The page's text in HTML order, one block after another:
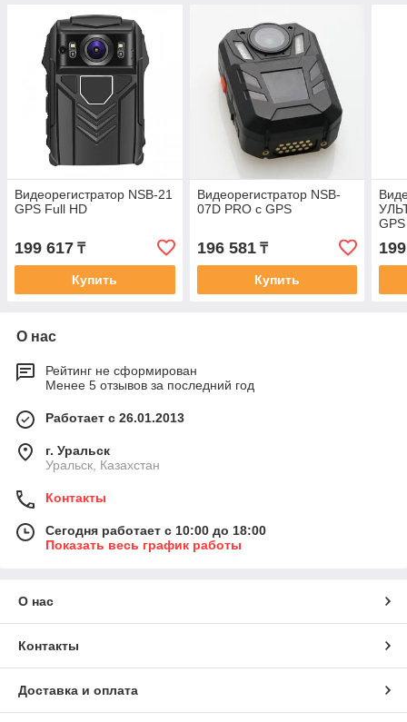
Видеорегистратор NSB-21
GPS Full HD
199 617 ₸
Купить
Видеорегистратор NSB-
07D PRO с GPS
196 581₸
Купить
GPS
О нас
Рейтинг не сформирован
Менее 5 отзывов за последний год
Работает с 26.01.2013
г. Уральск
Уральск, Казахстан
Контакты
Сегодня работает с 10:00 до 18:00
Показать весь график работы
О нас
Контакты
Доставка и оплата